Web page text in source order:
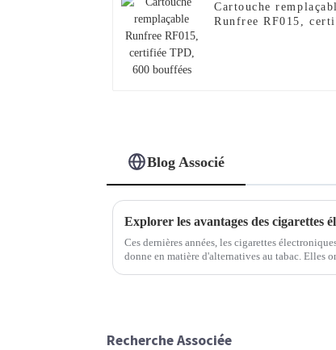
Cartouche
Runfree RF015,
Blog Associé
Ces dernières années, les cigarettes
donne en matière d'alternatives au tabac. Elles
Recherche Associée